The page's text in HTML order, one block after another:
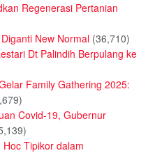
Regenerasi Pertanian
New Normal (36,710)
Dt Palindih Berpulang ke
Family Gathering 2025:
Covid-19, Gubernur
Tipikor dalam